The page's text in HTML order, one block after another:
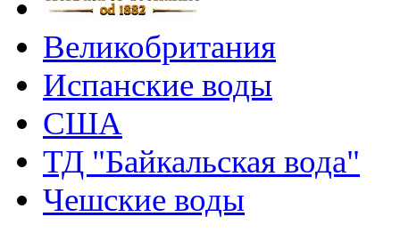
Великобритания
Испанские воды
США
ТД "Байкальская вода"
Чешские воды